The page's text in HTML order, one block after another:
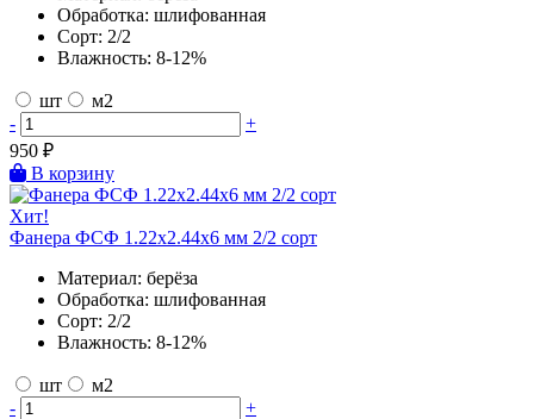
Обработка: шлифованная
Сорт: 2/2
Влажность: 8-12%
шт
м2
-
+
950 ₽
В корзину
Хит!
Фанера ФСФ 1.22х2.44х6 мм 2/2 сорт
Материал: берёза
Обработка: шлифованная
Сорт: 2/2
Влажность: 8-12%
шт
м2
-
+